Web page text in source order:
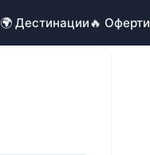
🌍 Дестинации🔥 Оферти